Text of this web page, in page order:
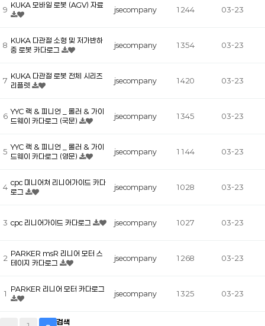
9
KUKA 모바일 로봇 (AGV) 자료
jsecompany 1244 03-23
8
KUKA 다관절 소형 및 저가반하
중 로봇 카다로그
jsecompany 1354 03-23
7
KUKA 다관절 로봇 전체 시리즈
리플렛
jsecompany 1420 03-23
6
YYC 랙 & 피니언 _ 롤러 & 가이
드웨이 카다로그 (국문)
jsecompany 1345 03-23
5
YYC 랙 & 피니언 _ 롤러 & 가이
드웨이 카다로그 (영문)
jsecompany 1144 03-23
4
cpc 미니어쳐 리니어가이드 카다
로그
jsecompany 1028 03-23
3 cpc 리니어가이드 카다로그 jsecompany 1027 03-23
2
PARKER msR 리니어 모터 스
테이지 카다로그
jsecompany 1268 03-23
1
PARKER 리니어 모터 카다로그
jsecompany 1325 03-23
검색